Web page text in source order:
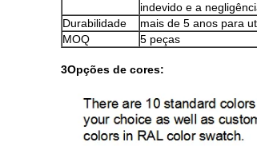
indevido e a
Durabilidade
mais de 5 anos para
MOQ
5 peças
3Opções de cores: